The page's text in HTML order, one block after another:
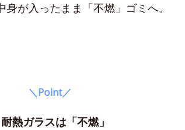
身が入ったまま「不燃」ゴミへ。
＼Point／
耐熱ガラスは「不燃」